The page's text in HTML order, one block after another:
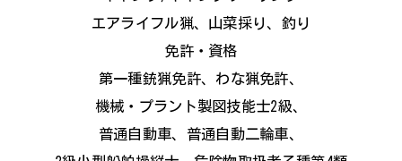
エアライフル猟、山菜採り、釣り
免許・資格
第一種銃猟免許、わな猟免許、
機械・プラント製図技能士2級、
普通自動車、普通自動二輪車、